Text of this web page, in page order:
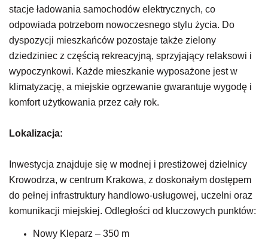
stacje ładowania samochodów elektrycznych, co
odpowiada potrzebom nowoczesnego stylu życia. Do
dyspozycji mieszkańców pozostaje także zielony
dziedziniec z częścią rekreacyjną, sprzyjający relaksowi i
wypoczynkowi. Każde mieszkanie wyposażone jest w
klimatyzację, a miejskie ogrzewanie gwarantuje wygodę i
komfort użytkowania przez cały rok.
Lokalizacja:
Inwestycja znajduje się w modnej i prestiżowej dzielnicy
Krowodrza, w centrum Krakowa, z doskonałym dostępem
do pełnej infrastruktury handlowo-usługowej, uczelni oraz
komunikacji miejskiej. Odległości od kluczowych punktów:
Nowy Kleparz – 350 m